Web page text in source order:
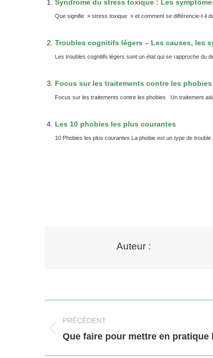
Syndrome du stress toxique : Les
Que signifie » stress toxique » et comment se différencie-t-il
Troubles cognitifs légers – Les causes, les
Les troubles cognitifs légers sont un état qui se rapproche du
Focus sur les traitements contre les phobies
Focus sur les traitements contre les phobies Un traitement
Les 10 phobies les plus courantes
10 Phobies les plus courantes La phobie est un type de trouble
Auteur :
article
PRÉCÉDENT
Article
Que faire pour mettre en